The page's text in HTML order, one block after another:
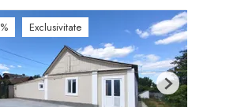
Exclusivitate
Next